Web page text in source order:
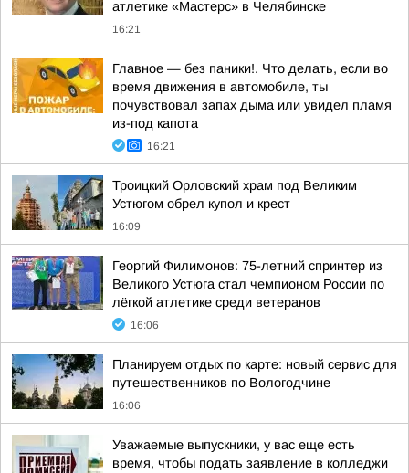
атлетике «Мастерс» в Челябинске
16:21
Главное — без паники!. Что делать, если во
время движения в автомобиле, ты
почувствовал запах дыма или увидел пламя
из-под капота
16:21
Троицкий Орловский храм под Великим
Устюгом обрел купол и крест
16:09
Георгий Филимонов: 75-летний спринтер из
Великого Устюга стал чемпионом России по
лёгкой атлетике среди ветеранов
16:06
Планируем отдых по карте: новый сервис для
путешественников по Вологодчине
16:06
Уважаемые выпускники, у вас еще есть
время, чтобы подать заявление в колледжи